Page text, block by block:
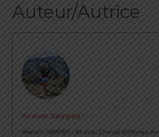
Auteur/Autrice
Romain Sempey
Romain SEMPEY : 43 ans, Chargé d'affaires